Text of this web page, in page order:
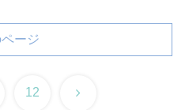
ージ
12 次